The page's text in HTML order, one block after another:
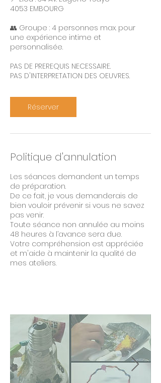
4053 EMBOURG
👥 Groupe : 4 personnes max. pour
une expérience intime et
personnalisée.
PAS DE PREREQUIS NECESSAIRE.​
PAS D'INTERPRETATION DES OEUVRES.
Réserver
Politique d'annulation
Les séances demandent un temps
de préparation.
De ce fait, je vous demanderais de
bien vouloir prévenir si vous ne savez
pas venir.
Toute séance non annulée au moins
48 heures à l’avance sera due.
Votre compréhension est appréciée
et m'aide à maintenir la qualité de